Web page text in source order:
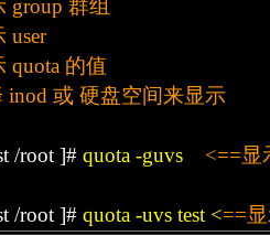
group 群组
user
quota 的值
inod 或 硬盘空间来显示
/root ]# quota -guvs
<==显
/root ]# quota -uvs test <==